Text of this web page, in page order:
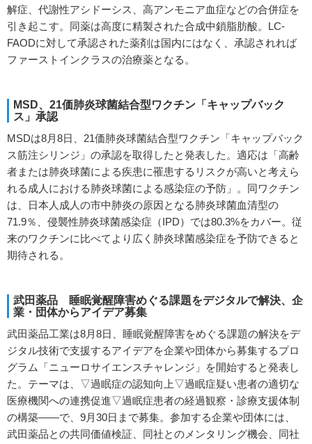
解症、代謝性アシドーシス、高アンモニア血症などの合併症を
引き起こす。同薬は高度に精製された合成中鎖脂肪酸。LC-
FAODに対して承認された薬剤は国内にはなく、承認されれば
ファーストインクラスの治療薬となる。
MSD、21価肺炎球菌結合型ワクチン「キャップバック
ス」承認
MSDは8月8日、21価肺炎球菌結合型ワクチン「キャップバック
ス筋注シリンジ」の承認を取得したと発表した。適応は「高齢
者または肺炎球菌による疾患に罹患するリスクが高いと考えら
れる成人における肺炎球菌による感染症の予防」。同ワクチン
は、日本人成人の市中肺炎の原因となる肺炎球菌血清型の
71.9％、侵襲性肺炎球菌感染症（IPD）では80.3%をカバー。従
来のワクチンに比べてより広く肺炎球菌感染症を予防できると
期待される。
武田薬品 睡眠覚醒障害めぐる課題をデジタルで解決、企
業・団体からアイデア募集
武田薬品工業は8月8日、睡眠覚醒障害をめぐる課題の解決をデ
ジタル技術で支援するアイデアを企業や団体から募集するプロ
グラム「ニューロサイエンスチャレンジ」を開始すると発表し
た。テーマは、▽過眠症の認知向上▽過眠症疑い患者の適切な
医療機関への連携促進▽過眠症患者の経過観察・診療支援体制
の構築――で、9月30日まで募集。参加する企業や団体には、
武田薬品との共同価値検証、同社とのメンタリング機会、同社